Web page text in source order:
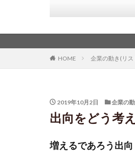
HOME 企業の動き(リ
2019年10月2日 企業の
出向をどう考
増えるであろう出向